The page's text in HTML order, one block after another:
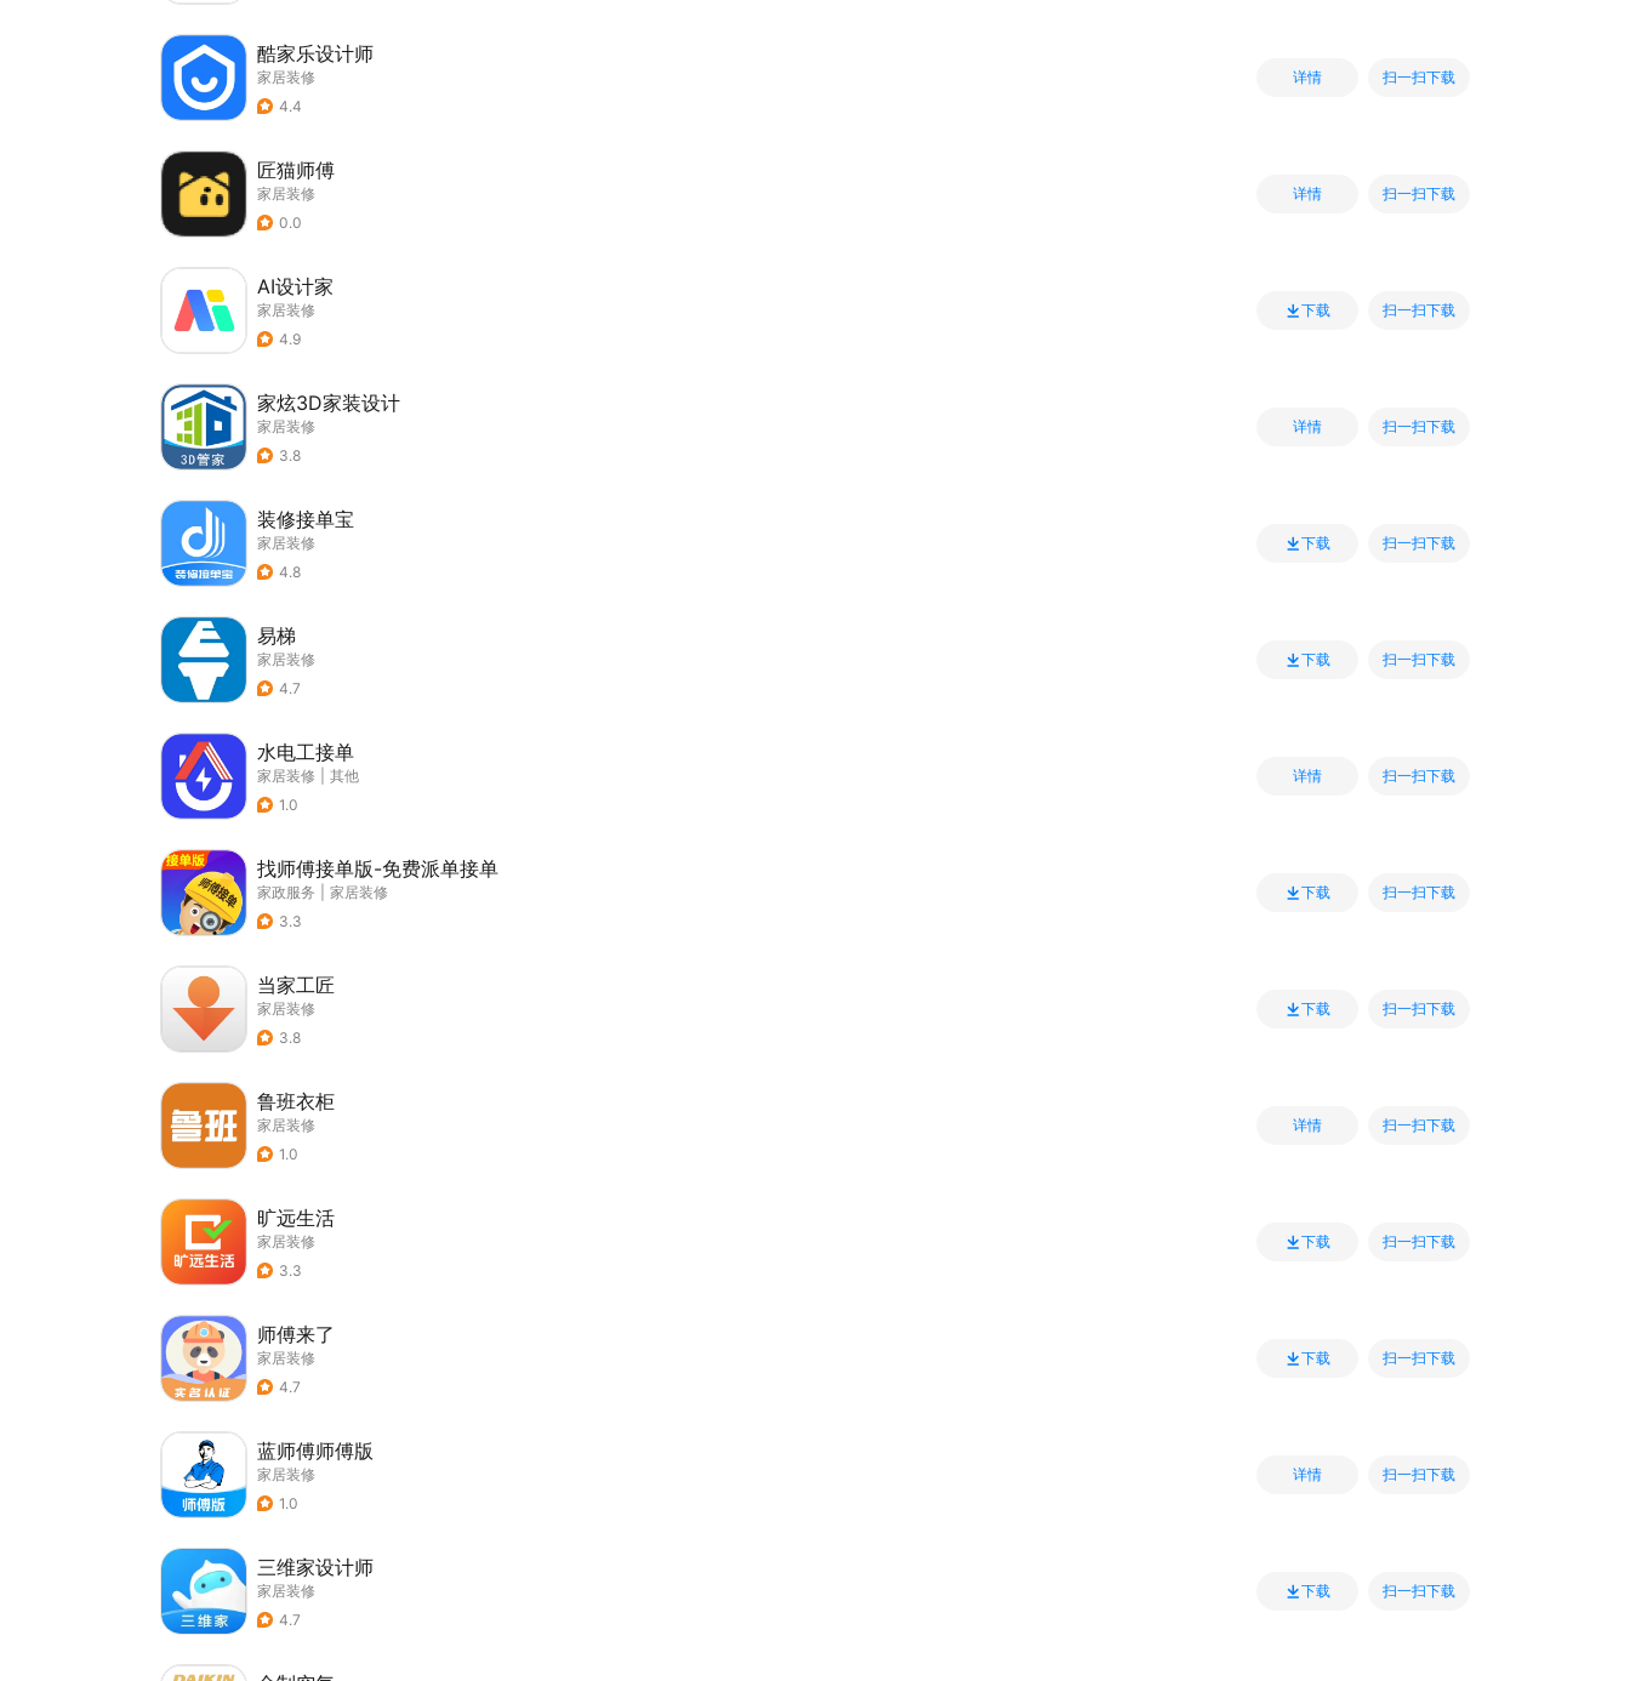
酷家乐设计师
家居装修
4.4
详情 扫一扫下载
匠猫师傅
家居装修
0.0
详情 扫一扫下载
AI设计家
家居装修
4.9
下载 扫一扫下载
家炫3D家装设计
家居装修
3.8
详情 扫一扫下载
装修接单宝
家居装修
4.8
下载 扫一扫下载
易梯
家居装修
4.7
下载 扫一扫下载
水电工接单
家居装修
其他
1.0
详情 扫一扫下载
找师傅接单版-免费派单接单
家政服务
家居装修
3.3
下载 扫一扫下载
当家工匠
家居装修
3.8
下载 扫一扫下载
鲁班衣柜
家居装修
1.0
详情 扫一扫下载
旷远生活
家居装修
3.3
下载 扫一扫下载
师傅来了
家居装修
4.7
下载 扫一扫下载
蓝师傅师傅版
家居装修
1.0
详情 扫一扫下载
三维家设计师
家居装修
4.7
下载 扫一扫下载